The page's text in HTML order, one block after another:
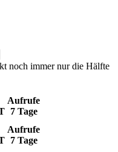
noch immer nur die Hälfte
Aufrufe
7 Tage
Aufrufe
7 Tage